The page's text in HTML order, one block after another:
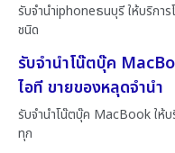
รับจำนำiphoneธนบุรี ให้บริกา
ชนิด
รับจำนำโน๊ตบุ๊ค
ไอที ขายของหลุดจำนำ
รับจำนำโน๊ตบุ๊ค MacBook ให้บ
ทุก